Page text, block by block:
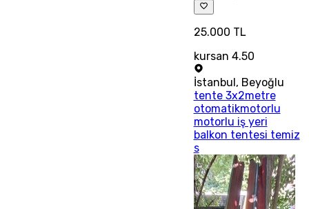
25.000 TL
kursan 4.50
İstanbul , Beyoğlu
tente 3x2metre
otomatikmotorlu
motorlu iş yeri
balkon tentesi temiz
s